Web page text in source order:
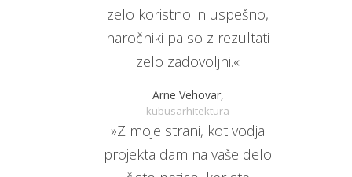
zelo koristno in uspešno,
naročniki pa so z rezultati
zelo zadovoljni.«
Arne Vehovar,
kubusarhitektura
»Z moje strani, kot vodja
projekta dam na vaše delo